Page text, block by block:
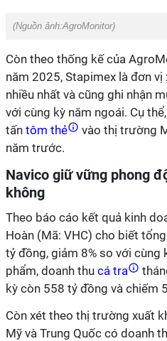
(Nguồn ảnh:AgroMonitor)
Còn theo thống kế của
năm 2025, Stapimex là đơn
nhiều nhất và cũng ghi nhận
với cùng kỳ năm ngoái. Cụ
tấn tôm thẻ
vào thị trường
năm trước.
Navico giữ vững phong
không
Theo báo cáo kết quả kinh
Hoàn (Mã: VHC) cho biết
tỷ đồng, giảm 8% so với cùng
phẩm, doanh thu cá tra
kỳ còn 558 tỷ đồng và chiếm
Còn xét theo thị trường xuất
Mỹ và Trung Quốc có doanh